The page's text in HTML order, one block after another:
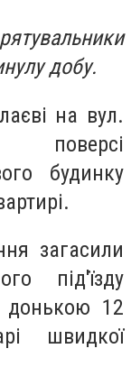
добу.
на вул.
будинку
загасили
під'їзду
донькою 12
швидкої